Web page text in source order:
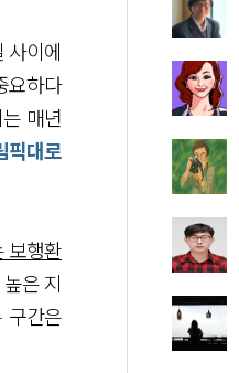
사이에
요하다
매년
픽대로
보행환
은 지
구간은